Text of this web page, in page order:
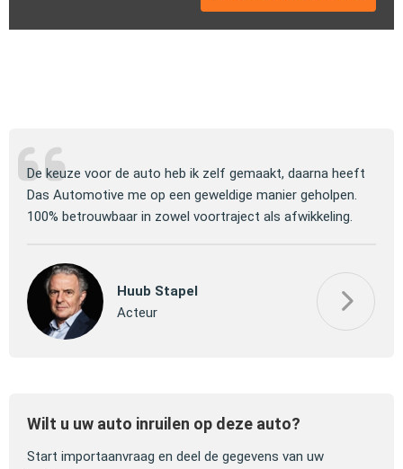
De keuze voor de auto heb ik zelf gemaakt, daarna heeft
Das Automotive me op een geweldige manier geholpen.
100% betrouwbaar in zowel voortraject als afwikkeling.
Huub Stapel
Acteur
Wilt u uw auto inruilen op deze auto?
Start importaanvraag en deel de gegevens van uw